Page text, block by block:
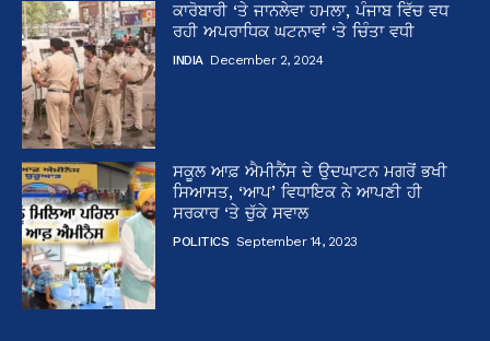
ਕਾਰੋਬਾਰੀ ‘ਤੇ ਜਾਨਲੇਵਾ ਹਮਲਾ, ਪੰਜਾਬ ਵਿੱਚ ਵਧ
ਰਹੀ ਅਪਰਾਧਿਕ ਘਟਨਾਵਾਂ ‘ਤੇ ਚਿੰਤਾ ਵਧੀ
INDIA December 2, 2024
ਸਕੂਲ ਆਫ਼ ਐਮੀਨੈਂਸ ਦੇ ਉਦਘਾਟਨ ਮਗਰੋਂ ਭਖੀ
ਸਿਆਸਤ, ‘ਆਪ’ ਵਿਧਾਇਕ ਨੇ ਆਪਣੀ ਹੀ
ਸਰਕਾਰ ‘ਤੇ ਚੁੱਕੇ ਸਵਾਲ
POLITICS September 14, 2023